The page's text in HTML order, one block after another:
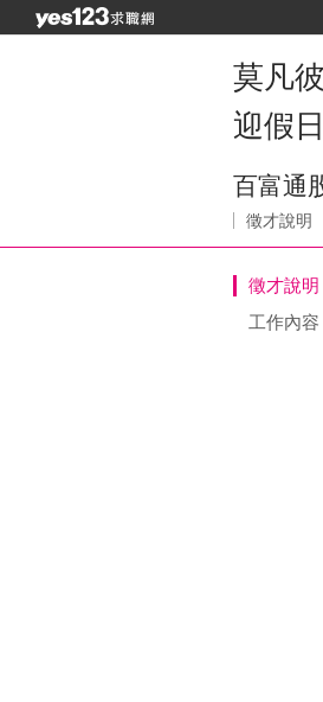
莫凡
迎假
百富通
徵才說明
徵才說明
工作內容